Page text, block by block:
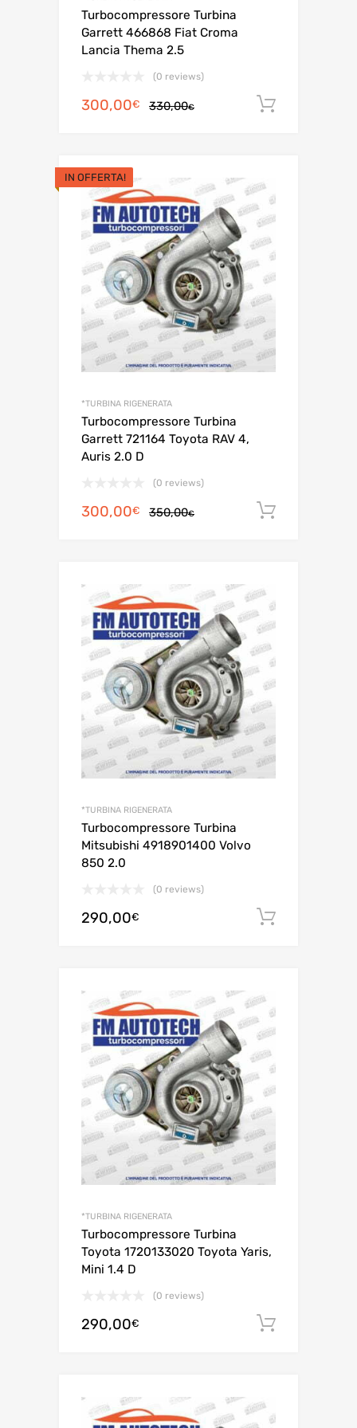
Turbocompressore Turbina
Garrett 466868 Fiat Croma
Lancia Thema 2.5
(0 reviews)
330,00€Il
330,00€.
300,00€
Il
300,00€.
IN OFFERTA!
*TURBINA RIGENERATA
Turbocompressore Turbina
Garrett 721164 Toyota RAV 4,
Auris 2.0 D
(0 reviews)
350,00€Il
350,00€.
300,00€
Il
300,00€.
*TURBINA RIGENERATA
Turbocompressore Turbina
Mitsubishi 4918901400 Volvo
850 2.0
(0 reviews)
290,00€
*TURBINA RIGENERATA
Turbocompressore Turbina
Toyota 1720133020 Toyota Yaris,
Mini 1.4 D
(0 reviews)
290,00€